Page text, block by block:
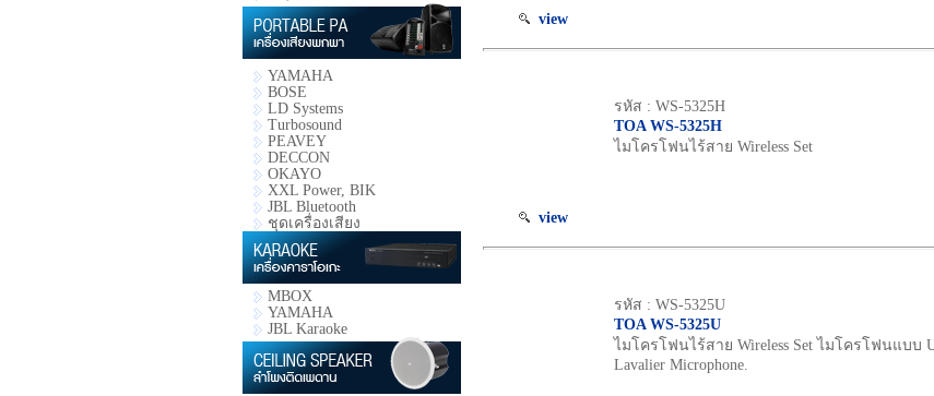
YAMAHA
BOSE
LD Systems
Turbosound
PEAVEY
DECCON
OKAYO
XXL Power, BIK
JBL Bluetooth
ชุดเครื่องเสียง
MBOX
YAMAHA
JBL Karaoke
view
view
รหัส : WS-5325H
TOA WS-5325H
ไมโครโฟนไร้สาย Wireless Set
รหัส : WS-5325U
TOA WS-5325U
ไมโครโฟนไร้สาย Wireless Set ไมโครโฟนแบบ
Lavalier Microphone.